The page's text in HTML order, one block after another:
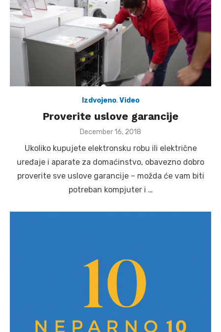
Izdvojeno,Video
Proverite uslove garancije
Posted
December 16, 2018
Ukoliko kupujete elektronsku robu ili električne
uređaje i aparate za domaćinstvo, obavezno dobro
proverite sve uslove garancije – možda će vam biti
potreban kompjuter i …